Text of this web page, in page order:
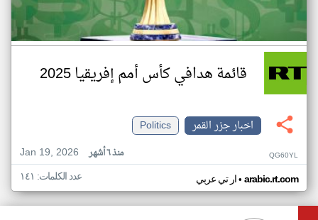
قائمة هدافي كأس أمم إفريقيا 2025
اخبار جزر القمر
Politics
Jan 19, 2026
منذ ٦ أشهر QG60YL
ار تي عربي• arabic.rt.com عدد الكلمات: ١٤١